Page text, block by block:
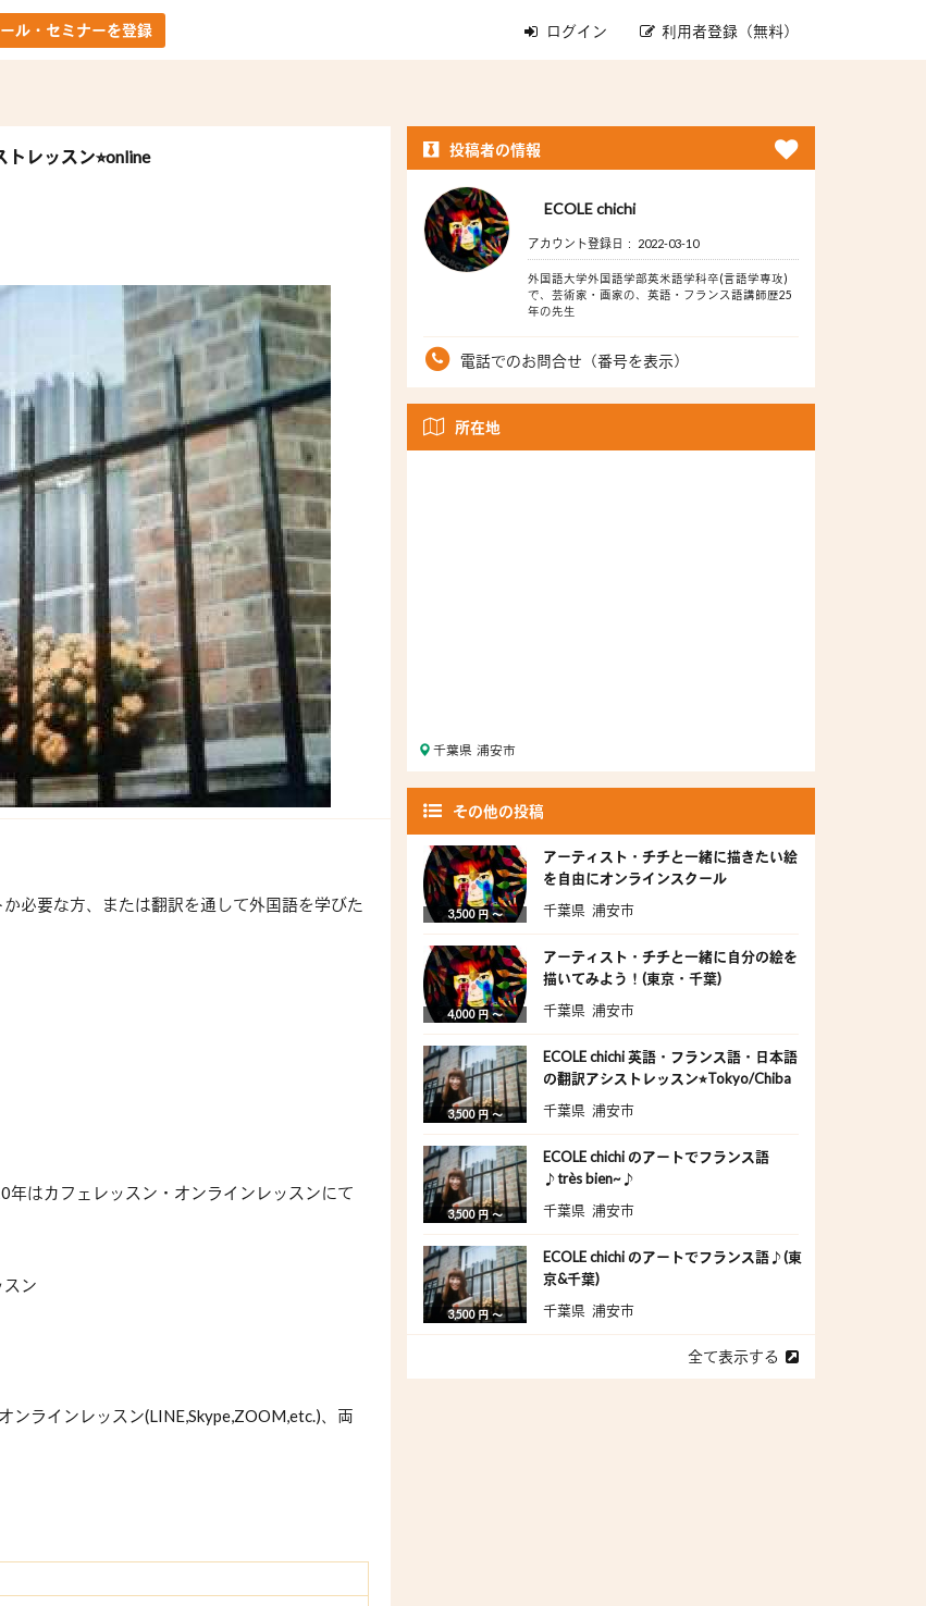
ル・セミナーを登録 ログイン 利用者登録（無料）
レッスン⭐︎online
必要な方、または翻訳を通して外国語を学びた
はカフェレッスン・オンラインレッスンにて
ン
ラインレッスン(LINE,Skype,ZOOM,etc.)、両
投稿者の情報
ECOLE chichi
アカウント登録日： 2022-03-10
外国語大学外国語学部英米語学科卒(言語学専攻)
で、芸術家・画家の、英語・フランス語講師歴25
年の先生
電話でのお問合せ（番号を表示）
所在地
千葉県 浦安市
その他の投稿
3,500 円 〜
アーティスト・チチと一緒に描きたい絵
を自由にオンラインスクール
千葉県 浦安市
4,000 円 〜
アーティスト・チチと一緒に自分の絵を
描いてみよう！(東京・千葉)
千葉県 浦安市
3,500 円 〜
ECOLE chichi 英語・フランス語・日本語
の翻訳アシストレッスン⭐︎Tokyo/Chiba
千葉県 浦安市
3,500 円 〜
ECOLE chichi のアートでフランス語
♪très bien~♪
千葉県 浦安市
3,500 円 〜
ECOLE chichi のアートでフランス語♪(東
京&千葉)
千葉県 浦安市
全て表示する